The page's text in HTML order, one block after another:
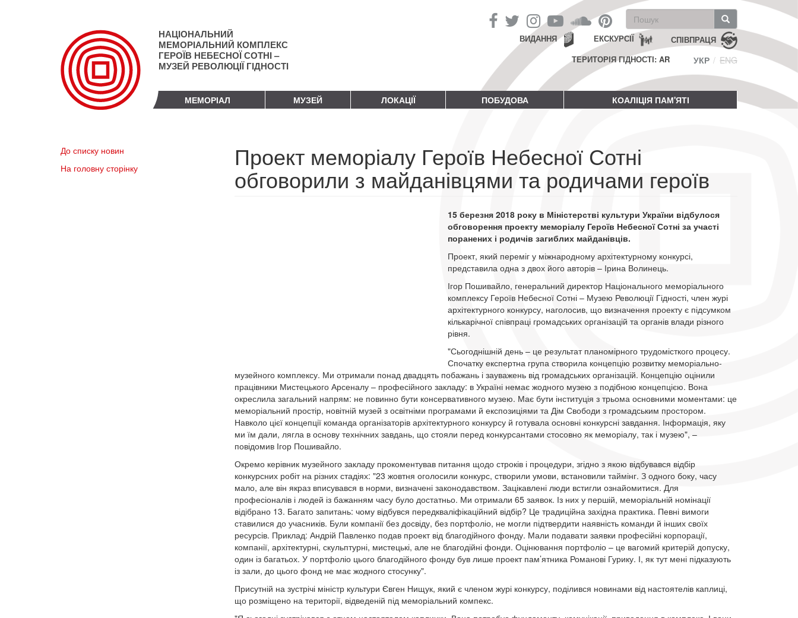
НАЦІОНАЛЬНИЙ
МЕМОРІАЛЬНИЙ КОМПЛЕКС
ГЕРОЇВ НЕБЕСНОЇ СОТНІ –
МУЗЕЙ РЕВОЛЮЦІЇ ГІДНОСТІ
Пошукова
форма
Пошук СПІВПРАЦЯ
ЕКСКУРСІЇ
ВИДАННЯ
ТЕРИТОРІЯ ГІДНОСТІ: AR
УКР ENG
МЕМОРІАЛ МУЗЕЙ ЛОКАЦІЇ ПОБУДОВА КОАЛІЦІЯ ПАМ'ЯТІ
До списку новин
На головну сторінку
Проект меморіалу Героїв Небесної Сотні
обговорили з майданівцями та родичами героїв
15 березня 2018 року в Міністерстві культури України відбулося
обговорення проекту меморіалу Героїв Небесної Сотні за участі
поранених і родичів загиблих майданівців.
Проект, який переміг у міжнародному архітектурному конкурсі,
представила одна з двох його авторів – Ірина Волинець.
Ігор Пошивайло, генеральний директор Національного меморіального
комплексу Героїв Небесної Сотні – Музею Революції Гідності, член журі
архітектурного конкурсу, наголосив, що визначення проекту є підсумком
кількарічної співпраці громадських організацій та органів влади різного
рівня.
"Сьогоднішній день – це результат планомірного трудомісткого процесу.
Спочатку експертна група створила концепцію розвитку меморіально-
музейного комплексу. Ми отримали понад двадцять побажань і зауважень від громадських організацій. Концепцію оцінили
працівники Мистецького Арсеналу – професійного закладу: в Україні немає жодного музею з подібною концепцією. Вона
окреслила загальний напрям: не повинно бути консервативного музею. Має бути інституція з трьома основними моментами: це
меморіальний простір, новітній музей з освітніми програмами й експозиціями та Дім Свободи з громадським простором.
Навколо цієї концепції команда організаторів архітектурного конкурсу й готувала основні конкурсні завдання. Інформація, яку
ми їм дали, лягла в основу технічних завдань, що стояли перед конкурсантами стосовно як меморіалу, так і музею", –
повідомив Ігор Пошивайло.
Окремо керівник музейного закладу прокоментував питання щодо строків і процедури, згідно з якою відбувався відбір
конкурсних робіт на різних стадіях: "23 жовтня оголосили конкурс, створили умови, встановили таймінг. З одного боку, часу
мало, але він якраз вписувався в норми, визначені законодавством. Зацікавлені люди встигли ознайомитися. Для
професіоналів і людей із бажанням часу було достатньо. Ми отримали 65 заявок. Із них у першій, меморіальній номінації
відібрано 13. Багато запитань: чому відбувся передкваліфікаційний відбір? Це традиційна західна практика. Певні вимоги
ставилися до учасників. Були компанії без досвіду, без портфоліо, не могли підтвердити наявність команди й інших своїх
ресурсів. Приклад: Андрій Павленко подав проект від благодійного фонду. Мали подавати заявки професійні корпорації,
компанії, архітектурні, скульптурні, мистецькі, але не благодійні фонди. Оцінювання портфоліо – це вагомий критерій допуску,
один із багатьох. У портфоліо цього благодійного фонду був лише проект пам’ятника Романові Гурику. І, як тут мені підказують
із зали, до цього фонд не має жодного стосунку".
Присутній на зустрічі міністр культури Євген Нищук, який є членом журі конкурсу, поділився новинами від настоятелів каплиці,
що розміщено на території, відведеній під меморіальний компекс.